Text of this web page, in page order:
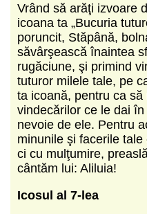
Vrând să arăţi izvoare
icoana ta „Bucuria
poruncit, Stăpână,
săvârşească înaintea
rugăciune, şi primind
tuturor milele tale, pe
ta icoană, pentru ca
vindecărilor ce le dai
nevoie de ele. Pentru
minunile şi facerile
ci cu mulţumire,
cântăm lui: Aliluia!
Icosul al 7-lea